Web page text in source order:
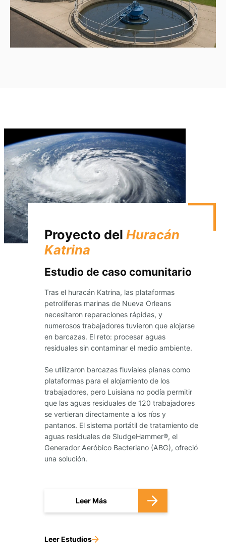
Proyecto del Huracán
Katrina
Estudio de caso comunitario
Tras el huracán Katrina, las plataformas
petrolíferas marinas de Nueva Orleans
necesitaron reparaciones rápidas, y
numerosos trabajadores tuvieron que alojarse
en barcazas. El reto: procesar aguas
residuales sin contaminar el medio ambiente.
Se utilizaron barcazas fluviales planas como
plataformas para el alojamiento de los
trabajadores, pero Luisiana no podía permitir
que las aguas residuales de 120 trabajadores
se vertieran directamente a los ríos y
pantanos. El sistema portátil de tratamiento de
aguas residuales de SludgeHammer®, el
Generador Aeróbico Bacteriano (ABG), ofreció
una solución.
Leer Más
Leer Estudios